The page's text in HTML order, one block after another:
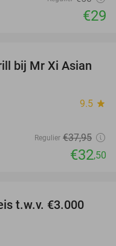
€29
14%
bij Mr Xi Asian
9.5 star
Regulier €37,95
€32,50
t.w.v. €3.000